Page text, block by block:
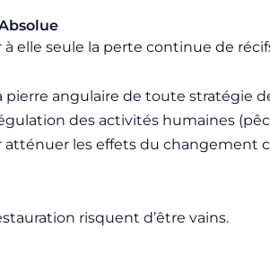
elle seule la perte continue de
angulaire de toute stratégie
des activités humaines
les effets du changement
risquent d’être vains.